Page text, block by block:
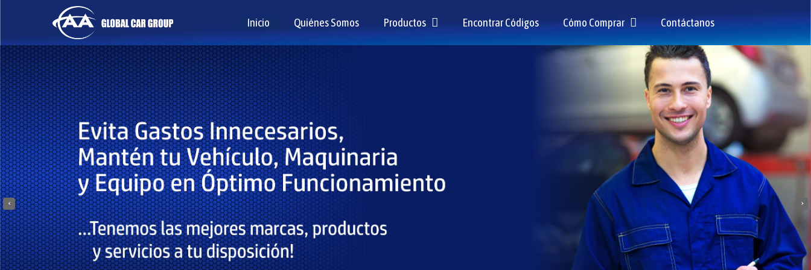
Inicio Quiénes Somos Productos Encontrar Códigos Cómo Comprar Contáctanos
‹ ›